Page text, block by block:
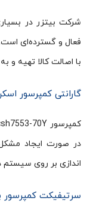
شرکت بیتزر در
فعال و گسترده‌ای
با اصالت کالا تهیه و
گارانتی کمپرسور اسکرو ۷۰ اسب بخار
در صورت ایجاد
اندازی بر روی سیستم دارای
سرتیفیکت کمپرسور